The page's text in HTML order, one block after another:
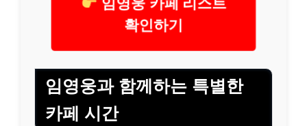
확인하기
임영웅과 함께하는 특별한
카페 시간